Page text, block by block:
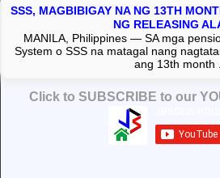
SSS, MAGBIBIGAY NA NG 13TH
NG RELEASING
MANILA, Philippines — SA mga
System o SSS na matagal nang
ang 13th month
Click to SUBSCRIBE to our